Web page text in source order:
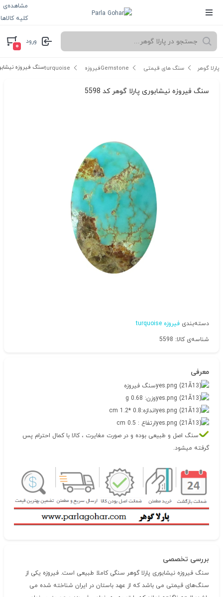
مشاهده‌ی
کلیه کالاها
ورود
۰
پارلا گوهر سنگ های قیمتی Gemstone فیروزه turquoise سنگ فیروزه
سنگ فیروزه نیشابوری پارلا گوهر کد 5598
دسته‌بندی فیروزه turquoise
شناسه‌ی کالا: 5598
معرفی
سنگ فیروزه
وزن: 0.68 g
اندازه:0.8 *1.2 cm
ارتفاع : 0.5 cm
سنگ اصل و طبیعی بوده و در صورت مغایرت ، کالا با کمال احترام پس
گرفته میشود.
بررسی تخصصی
سنگ فیروزه نیشابوری پارلا گوهر سنگی کاملا طبیعی است. فیروزه یکی از
سنگ‌های قیمتی می باشد که از عهد باستان در ایران شناخته شده می